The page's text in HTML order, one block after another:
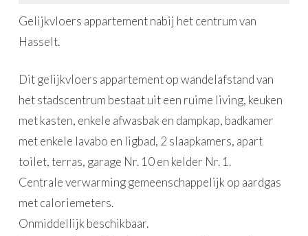
Gelijkvloers appartement nabij het centrum van
Hasselt.
Dit gelijkvloers appartement op wandelafstand van
het stadscentrum bestaat uit een ruime living, keuken
met kasten, enkele afwasbak en dampkap, badkamer
met enkele lavabo en ligbad, 2 slaapkamers, apart
toilet, terras, garage Nr. 10 en kelder Nr. 1.
Centrale verwarming gemeenschappelijk op aardgas
met caloriemeters.
Onmiddellijk beschikbaar.